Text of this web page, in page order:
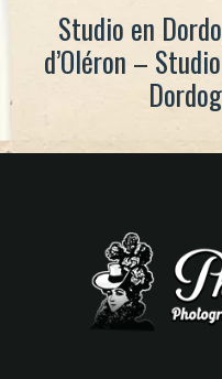
Studio en
d’Oléron –